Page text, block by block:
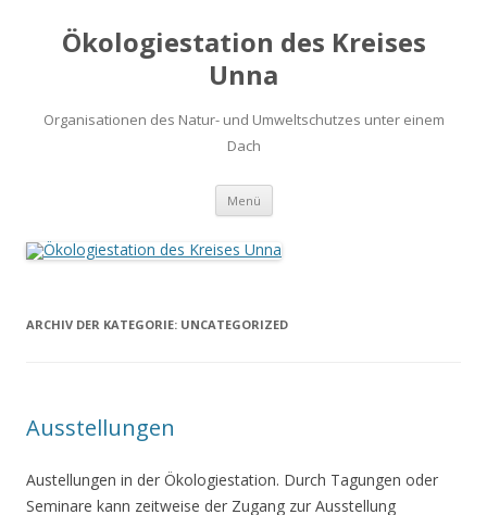
Ökologiestation des Kreises
Unna
Organisationen des Natur- und Umweltschutzes unter einem
Dach
Menü Zum
springen
ARCHIV DER KATEGORIE: UNCATEGORIZED
Ausstellungen
Austellungen in der Ökologiestation. Durch Tagungen oder
Seminare kann zeitweise der Zugang zur Ausstellung